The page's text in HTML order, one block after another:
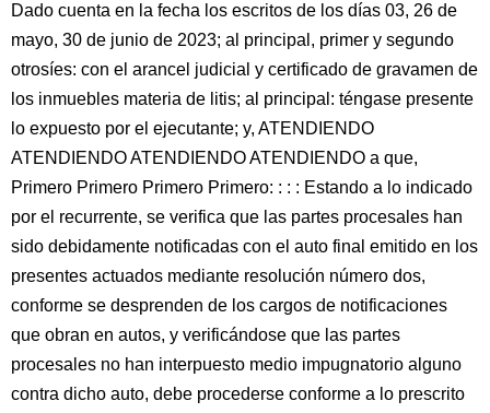
Dado cuenta en la fecha los escritos de los días 03, 26 de
mayo, 30 de junio de 2023; al principal, primer y segundo
otrosíes: con el arancel judicial y certificado de gravamen de
los inmuebles materia de litis; al principal: téngase presente
lo expuesto por el ejecutante; y, ATENDIENDO
ATENDIENDO ATENDIENDO ATENDIENDO a que,
Primero Primero Primero Primero: : : : Estando a lo indicado
por el recurrente, se verifica que las partes procesales han
sido debidamente notificadas con el auto final emitido en los
presentes actuados mediante resolución número dos,
conforme se desprenden de los cargos de notificaciones
que obran en autos, y verificándose que las partes
procesales no han interpuesto medio impugnatorio alguno
contra dicho auto, debe procederse conforme a lo prescrito